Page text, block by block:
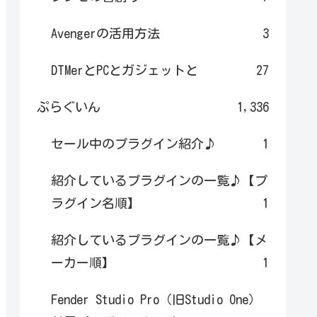
Avengerの活用方法 3
DTMerとPCとガジェットと 27
ぷらぐいん 1,336
セール中のプラグイン紹介♪ 1
紹介しているプラグインの一覧♪【プ
ラグイン名順】
1
紹介しているプラグインの一覧♪【メ
ーカー順】
1
Fender Studio Pro（旧Studio One）